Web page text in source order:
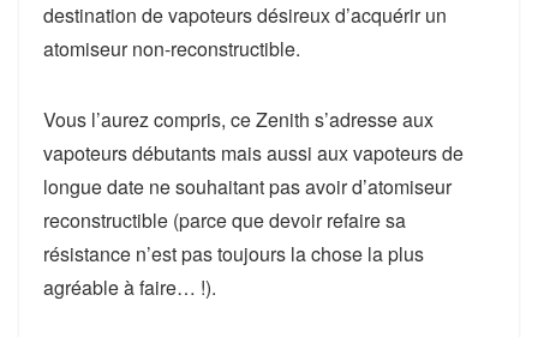
destination de vapoteursdésireux d’acquérir un
atomiseur non-reconstructible.
Vous l’aurez compris, ce Zenith s’adresse aux
vapoteurs débutants mais aussi auxvapoteurs de
longue date ne souhaitant pas avoir d’atomiseur
reconstructible (parce que devoir refaire sa
résistance n’est pas toujours la chose la plus
agréable à faire… !).